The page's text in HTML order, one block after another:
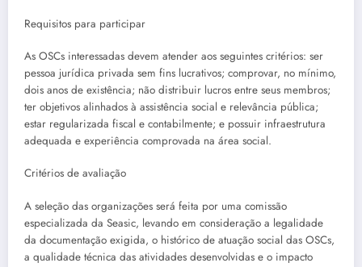
Requisitos para participar
As OSCs interessadas devem atender aos seguintes critérios: ser
pessoa jurídica privada sem fins lucrativos; comprovar, no mínimo,
dois anos de existência; não distribuir lucros entre seus membros;
ter objetivos alinhados à assistência social e relevância pública;
estar regularizada fiscal e contabilmente; e possuir infraestrutura
adequada e experiência comprovada na área social.
Critérios de avaliação
A seleção das organizações será feita por uma comissão
especializada da Seasic, levando em consideração a legalidade
da documentação exigida, o histórico de atuação social das OSCs,
a qualidade técnica das atividades desenvolvidas e o impacto